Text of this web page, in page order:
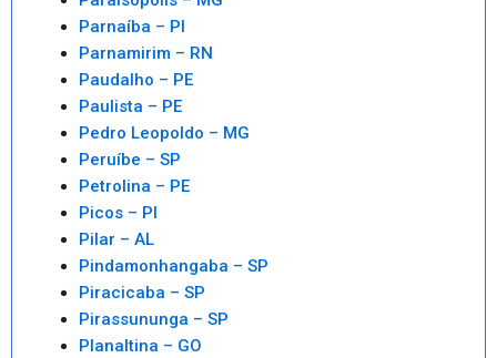
Parnaíba – PI
Parnamirim – RN
Paudalho – PE
Paulista – PE
Pedro Leopoldo – MG
Peruíbe – SP
Petrolina – PE
Picos – PI
Pilar – AL
Pindamonhangaba – SP
Piracicaba – SP
Pirassununga – SP
Planaltina – GO